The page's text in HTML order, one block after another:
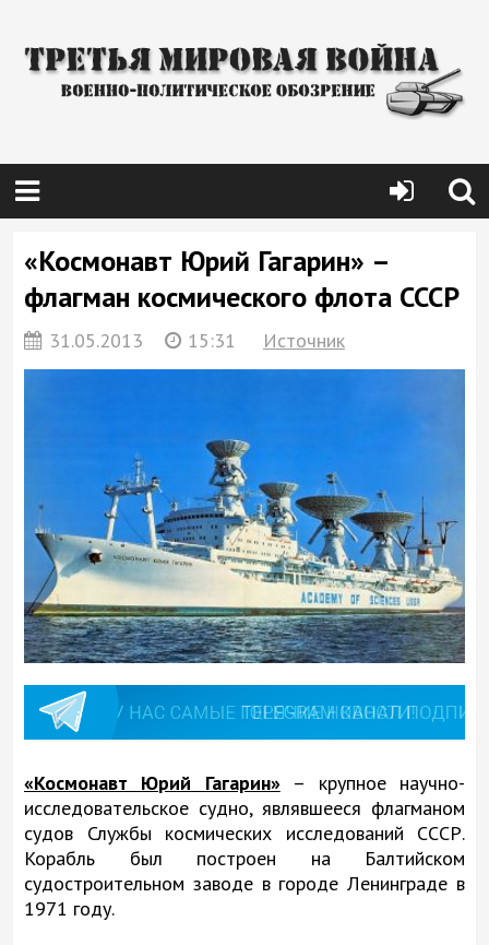
«Космонавт Юрий Гагарин» –
флагман космического флота СССР
31.05.2013 15:31 Источник
«Космонавт Юрий Гагарин»– крупное научно-
исследовательское судно, являвшееся флагманом
судов Службы космических исследований СССР.
Корабль был построен на Балтийском
судостроительном заводе в городе Ленинграде в
1971 году.